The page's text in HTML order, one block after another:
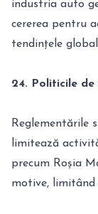
industria auto
cererea pentru
tendințele
24. Politicile de
Reglementările
limitează
precum Roșia
motive,